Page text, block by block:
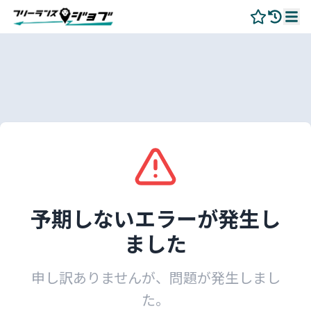
予期しないエラーが発生し
ました
申し訳ありませんが、問題が発生しまし
た。